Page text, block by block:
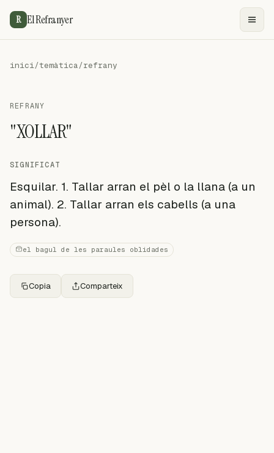
R El Refranyer
inici/temàtica/refrany
REFRANY
"XOLLAR"
SIGNIFICAT
Esquilar. 1. Tallar arran el pèl o la llana (a un
animal). 2. Tallar arran els cabells (a una
persona).
el bagul de les paraules oblidades
Copia Comparteix